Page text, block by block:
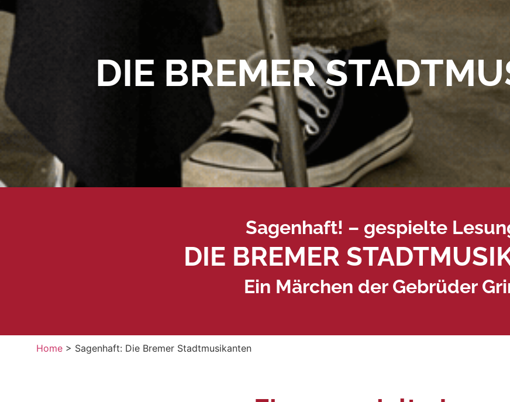
DIE BREMER
Sagenhaft! – gespielte
DIE BREMER
Ein Märchen der Gebrüder
Home > Sagenhaft: Die Bremer Stadtmusikanten